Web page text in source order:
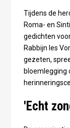
Tijdens de
Roma- en
gedichten
Rabbijn Ies
gezeten,
bloemlegging
'Echt